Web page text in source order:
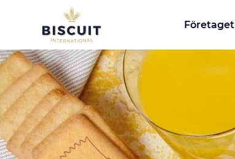
Aller au contenu Företaget